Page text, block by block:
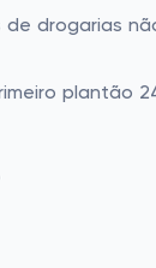
drogarias
plantão